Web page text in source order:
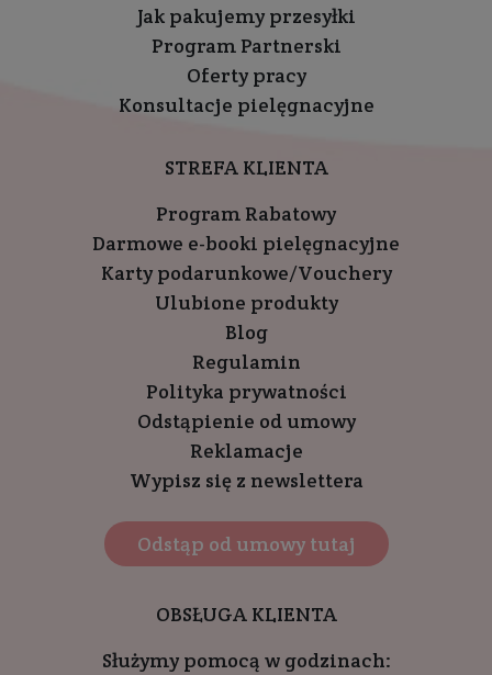
Jak pakujemy przesyłki
Program Partnerski
Oferty pracy
Konsultacje pielęgnacyjne
STREFA KLIENTA
Program Rabatowy
Darmowe e-booki pielęgnacyjne
Karty podarunkowe/Vouchery
Ulubione produkty
Blog
Regulamin
Polityka prywatności
Odstąpienie od umowy
Reklamacje
Wypisz się z newslettera
Odstąp od umowy tutaj
OBSŁUGA KLIENTA
Służymy pomocą w godzinach: